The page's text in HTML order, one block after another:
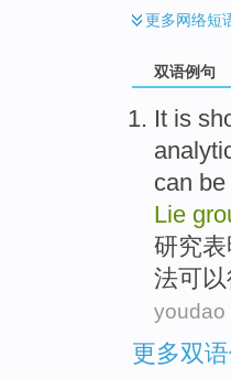
更多网络短
双语例句
It is
can be
Lie
研究表
法可以
youdao
更多双